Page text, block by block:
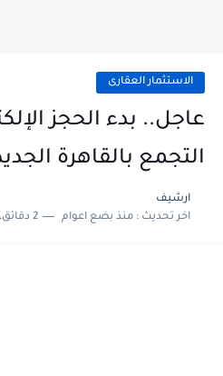
الاستثمار العقارى
عاجل.. بدء الحجز
التجمع بالقاهرة
ارشيف
اخر تحديث :منذ بضع اعوام 2 دقائق للقراءة